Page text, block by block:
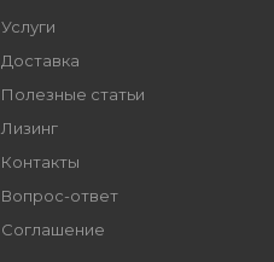
Услуги
Доставка
Полезные статьи
Лизинг
Контакты
Вопрос-ответ
Соглашение